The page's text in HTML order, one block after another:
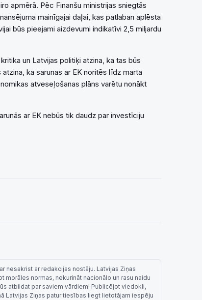
apmērā. Pēc Finanšu ministrijas sniegtās
mainīgajai daļai, kas patlaban aplēsta
būs pieejami aizdevumi indikatīvi 2,5 miljardu
un Latvijas politiķi atzina, ka tas būs
ka sarunas ar EK noritēs līdz marta
atveseļošanas plāns varētu nonākt
ar EK nebūs tik daudz par investīciju
nesakrist ar redakcijas nostāju. Latvijas Ziņas
normas, nekurināt nacionālo un rasu naidu
atbildat par saviem vārdiem! Publicējot viedokli,
Latvijas Ziņas patur tiesības liegt lietotājam iespēju